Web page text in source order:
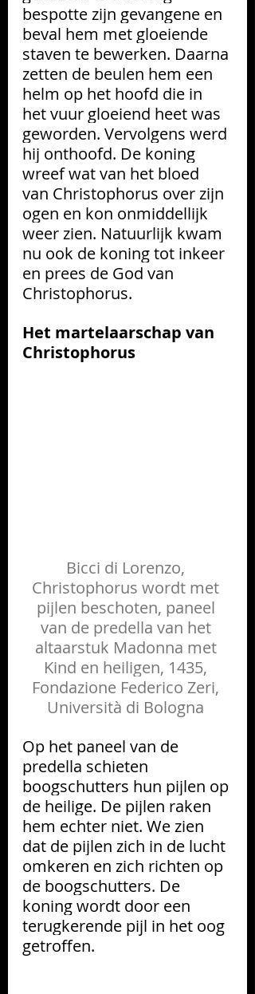
bespotte zijn gevangene en
beval hem met gloeiende
staven te bewerken. Daarna
zetten de beulen hem een
helm op het hoofd die in
het vuur gloeiend heet was
geworden. Vervolgens werd
hij onthoofd. De koning
wreef wat van het bloed
van Christophorus over zijn
ogen en kon onmiddellijk
weer zien. Natuurlijk kwam
nu ook de koning tot inkeer
en prees de God van
Christophorus.
Het martelaarschap van
Christophorus
Bicci di Lorenzo,
Christophorus wordt met
pijlen beschoten, paneel
van de predella van het
altaarstuk Madonna met
Kind en heiligen, 1435,
Fondazione Federico Zeri,
Università di Bologna
Op het paneel van de
predella schieten
boogschutters hun pijlen op
de heilige. De pijlen raken
hem echter niet. We zien
dat de pijlen zich in de lucht
omkeren en zich richten op
de boogschutters. De
koning wordt door een
terugkerende pijl in het oog
getroffen.